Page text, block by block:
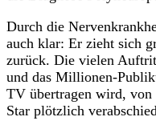
Durch die
auch klar: Er zieht sich
zurück. Die vielen
und das Millionen-
TV übertragen wird,
Star plötzlich